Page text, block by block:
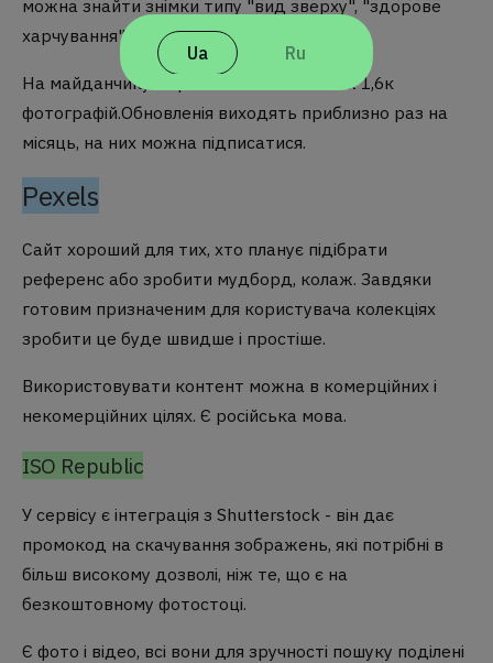
Ua Ru
можна знайти знімки типу "вид зверху", "здорове
харчування" і т.д.
На майданчику зібрана база в більш ніж 1,6к
фотографій.Обновленія виходять приблизно раз на
місяць, на них можна підписатися.
Pexels
Сайт хороший для тих, хто планує підібрати
референс або зробити мудборд, колаж. Завдяки
готовим призначеним для користувача колекціях
зробити це буде швидше і простіше.
Використовувати контент можна в комерційних і
некомерційних цілях. Є російська мова.
ISO Republic
У сервісу є інтеграція з Shutterstock - він дає
промокод на скачування зображень, які потрібні в
більш високому дозволі, ніж те, що є на
безкоштовному фотостоці.
Є фото і відео, всі вони для зручності пошуку поділені